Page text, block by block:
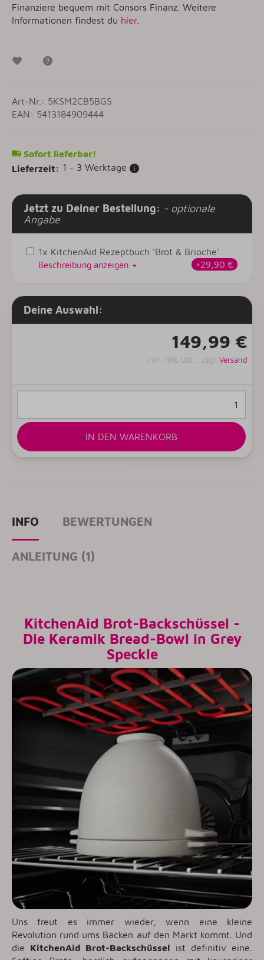
Finanziere bequem mit Consors Finanz. Weitere
Informationen findest du hier.
Art-Nr.: 5KSM2CB5BGS
EAN: 5413184909444
Sofort lieferbar!
Lieferzeit: 1 - 3 Werktage
Wunschzettel
Jetzt zu Deiner Bestellung: - optionale
Angabe
1x KitchenAid Rezeptbuch 'Brot & Brioche'
+29,90 €
Beschreibung anzeigen
Deine Auswahl:
149,99 €
inkl. 19% USt. , zzgl. Versand
IN DEN WARENKORB
INFO BEWERTUNGEN
ANLEITUNG (1)
KitchenAid Brot-Backschüssel -
Die Keramik Bread-Bowl in Grey
Speckle
Uns freut es immer wieder, wenn eine kleine
Revolution rund ums Backen auf den Markt kommt. Und
die KitchenAid Brot-Backschüssel ist definitiv eine.